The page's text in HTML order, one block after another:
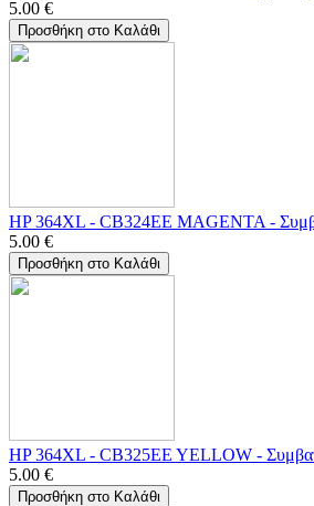
5.00 €
Προσθήκη στο Καλάθι
HP 364XL - CB324EE MAGENTA -
5.00 €
Προσθήκη στο Καλάθι
HP 364XL - CB325EE YELLOW -
5.00 €
Προσθήκη στο Καλάθι